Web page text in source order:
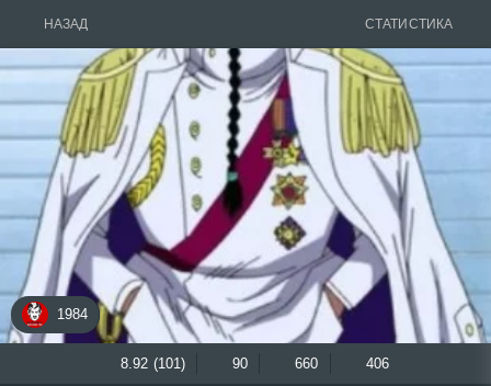
НАЗАД СТАТИСТИКА
1984
8.92 (101) 90 660 406